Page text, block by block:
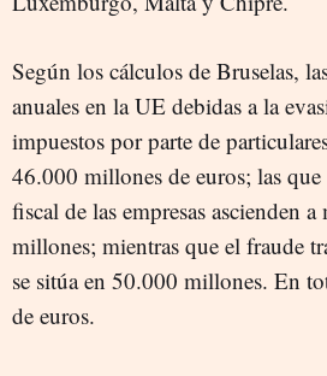
Según los cálculos de Bruselas, l
anuales en la UE debidas a la
impuestos por parte de
46.000 millones de euros; las que
fiscal de las empresas ascienden
millones; mientras que el fraude
se sitúa en 50.000 millones. En
de euros.